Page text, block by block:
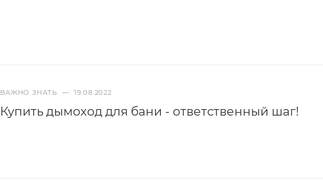
ВАЖНО ЗНАТЬ — 19.08.2022
Купить дымоход для бани - ответственный шаг!